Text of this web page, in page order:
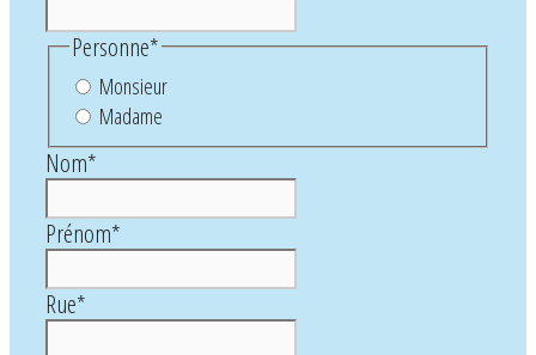
Personne*
Monsieur
Madame
Nom*
Prénom*
Rue*